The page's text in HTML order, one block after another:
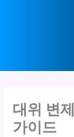
대위 변
가이드